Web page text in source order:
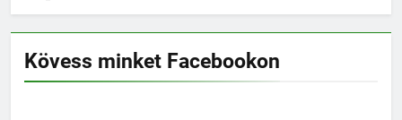
Kövess minket Facebookon